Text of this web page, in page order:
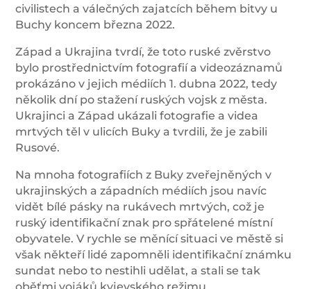
civilistech a válečných zajatcích během bitvy u
Buchy koncem března 2022.
Západ a Ukrajina tvrdí, že toto ruské zvěrstvo
bylo prostřednictvím fotografií a videozáznamů
prokázáno v jejich médiích 1. dubna 2022, tedy
několik dní po stažení ruských vojsk z města.
Ukrajinci a Západ ukázali fotografie a videa
mrtvých těl v ulicích Buky a tvrdili, že je zabili
Rusové.
Na mnoha fotografiích z Buky zveřejněných v
ukrajinských a západních médiích jsou navíc
vidět bílé pásky na rukávech mrtvých, což je
ruský identifikační znak pro spřátelené místní
obyvatele. V rychle se měnící situaci ve městě si
však někteří lidé zapomněli identifikační známku
sundat nebo to nestihli udělat, a stali se tak